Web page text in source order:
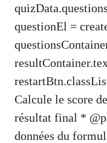
questionEl =
Calcule le score
résultat final *
données du